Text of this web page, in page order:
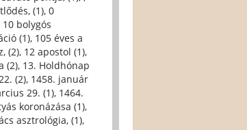
(1), 0
10 bolygós
(1), 105 éves a
(2), 12 apostol (1),
(2), 13. Holdhónap
(2), 1458. január
29. (1), 1464.
koronázása (1),
asztrológia, (1),